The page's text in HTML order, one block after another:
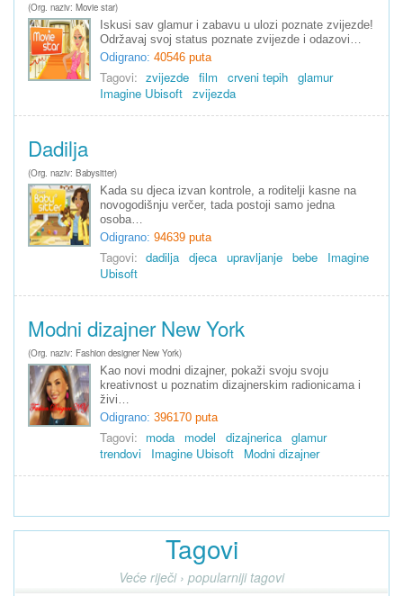
(Org. naziv: Movie star)
Iskusi sav glamur i zabavu u ulozi poznate zvijezde!
Održavaj svoj status poznate zvijezde i odazovi…
Odigrano: 40546 puta
Tagovi: zvijezde film crveni tepih glamur
Imagine Ubisoft zvijezda
Dadilja
(Org. naziv: Babysitter)
Kada su djeca izvan kontrole, a roditelji kasne na
novogodišnju verčer, tada postoji samo jedna
osoba…
Odigrano: 94639 puta
Tagovi: dadilja djeca upravljanje bebe
Imagine
Ubisoft
Modni dizajner New York
(Org. naziv: Fashion designer New York)
Kao novi modni dizajner, pokaži svoju svoju
kreativnost u poznatim dizajnerskim radionicama i
živi…
Odigrano: 396170 puta
Tagovi: moda model dizajnerica glamur
trendovi
Imagine Ubisoft Modni dizajner
Tagovi
Veće riječi › popularniji tagovi